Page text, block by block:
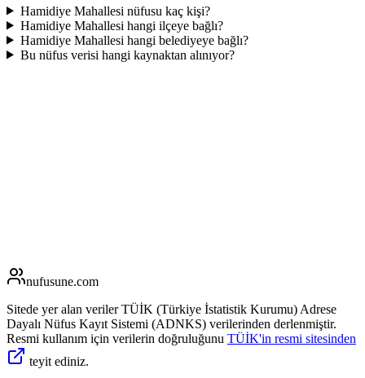
Hamidiye Mahallesi nüfusu kaç kişi?
Hamidiye Mahallesi hangi ilçeye bağlı?
Hamidiye Mahallesi hangi belediyeye bağlı?
Bu nüfus verisi hangi kaynaktan alınıyor?
nufusune.com
Sitede yer alan veriler TÜİK (Türkiye İstatistik Kurumu) Adrese
Dayalı Nüfus Kayıt Sistemi (ADNKS) verilerinden derlenmiştir.
Resmi kullanım için verilerin doğruluğunu TÜİK'in resmi sitesinden
teyit ediniz.